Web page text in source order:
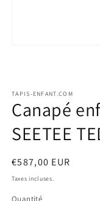
une
fenêtre
modale
TAPIS-ENFANT.COM
Canapé
SEETEE
Prix
habituel
€587,00 EUR
Taxes incluses.
Quantité